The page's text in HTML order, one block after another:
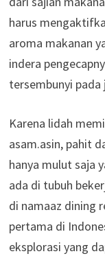
harus
aroma makanan
indera
tersembunyi
Karena lidah
asam.asin, pahit
hanya mulut saja
ada di tubuh
di namaaz dining
pertama di
eksplorasi yang